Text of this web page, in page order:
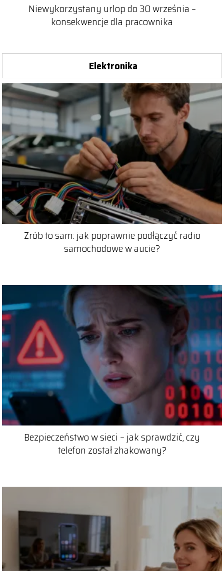
Niewykorzystany urlop do 30 września –
konsekwencje dla pracownika
Elektronika
Zrób to sam: jak poprawnie podłączyć radio
samochodowe w aucie?
Bezpieczeństwo w sieci – jak sprawdzić, czy
telefon został zhakowany?